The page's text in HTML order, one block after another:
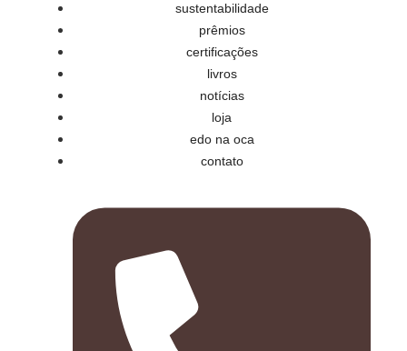
sustentabilidade
prêmios
certificações
livros
notícias
loja
edo na oca
contato